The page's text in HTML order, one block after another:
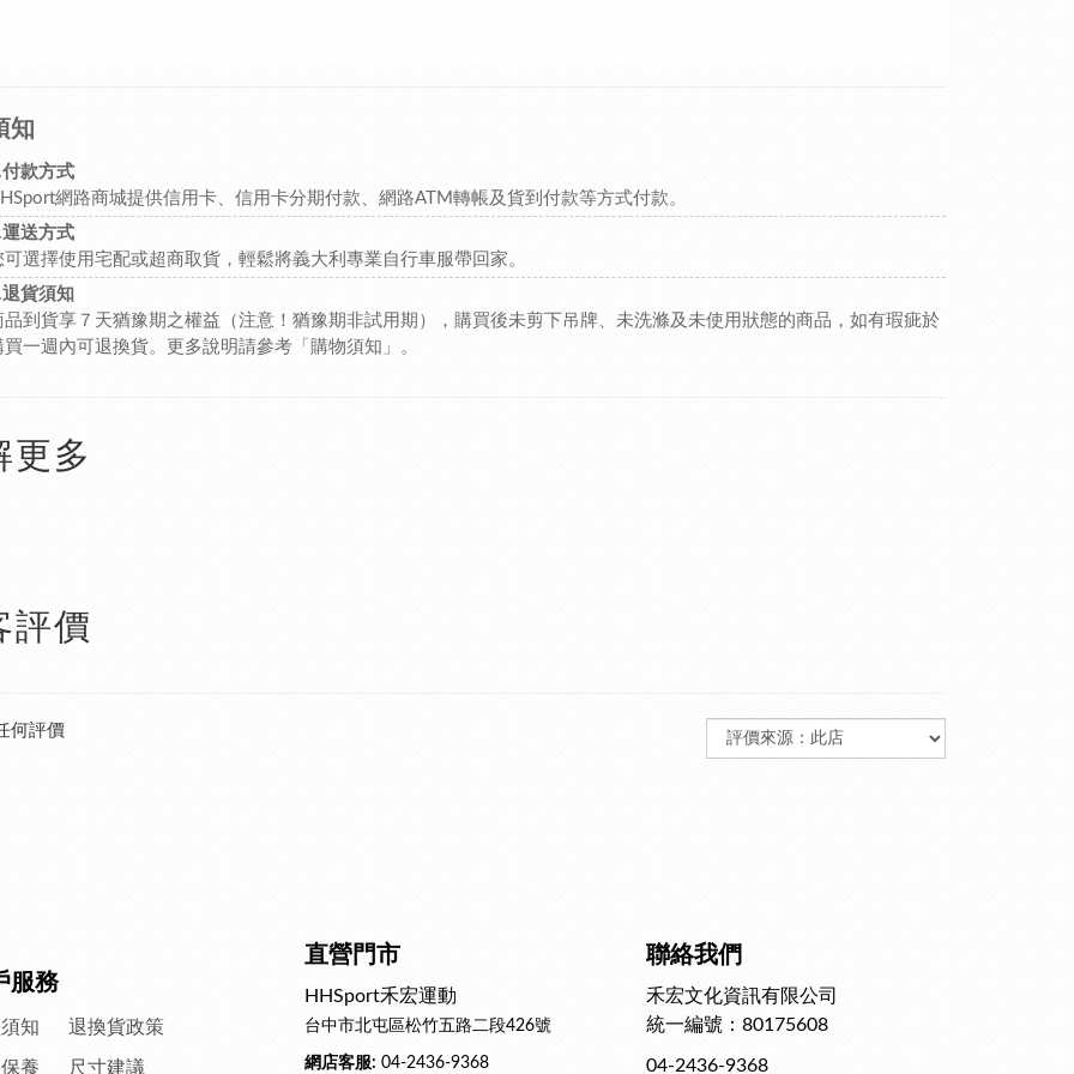
知
款方式
網路商城提供信用卡、信用卡分期付款、網路ATM轉帳及貨到付款等方式付款。
送方式
可選擇使用宅配或超商取貨，輕鬆將義大利專業自行車服帶回家。
貨須知
品到貨享７天猶豫期之權益（注意！猶豫期非試用期），購買後未剪下吊牌、未洗滌及未使用狀態的商品，如有瑕疵於
買一週內可退換貨。更多說明請參考 「購物須知」 。
更多
評價
何評價
服務
知 退換貨政策
養 尺寸建議
直營門市
HHSport禾宏運動
台中市北屯區松竹五路二段426號
網店客服: 04-2436-9368
聯絡我們
禾宏文化資訊有限公司
統一編號：80175608
04-2436-9368